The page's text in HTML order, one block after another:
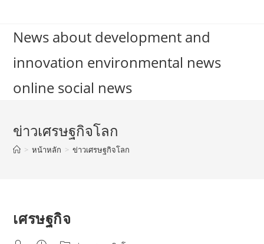
contentNews about development and
innovation environmental news
online social news
ข่าวเศรษฐกิจโลก
> หน้าหลัก > ข่าวเศรษฐกิจโลก
เศรษฐกิจ